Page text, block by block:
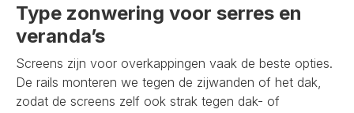
Type zonwering voor serres en
veranda’s
Screens zijn voor overkappingen vaak de beste opties.
De rails monteren we tegen de zijwanden of het dak,
zodat de screens zelf ook strak tegen dak- of